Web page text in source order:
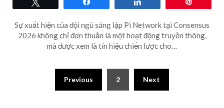
Sự xuất hiện của đội ngũ sáng lập Pi Network tại Consensus
2026 không chỉ đơn thuần là một hoạt động truyền thông,
mà được xem là tín hiệu chiến lược cho…
pagination
Previous 2 Next